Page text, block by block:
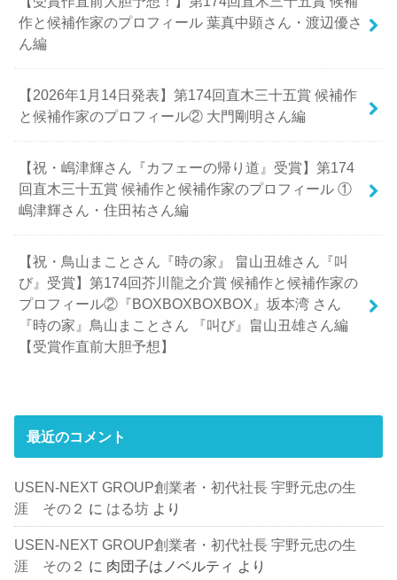
作と候補作家のプロフィール 葉真中顕さん・渡辺優さ
ん編
【2026年1月14日発表】第174回直木三十五賞 候補作
と候補作家のプロフィール② 大門剛明さん編
【祝・嶋津輝さん『カフェーの帰り道』受賞】第174
回直木三十五賞 候補作と候補作家のプロフィール ①
嶋津輝さん・住田祐さん編
【祝・鳥山まことさん『時の家』 畠山丑雄さん『叫
び』受賞】第174回芥川龍之介賞 候補作と候補作家の
プロフィール②『BOXBOXBOXBOX』坂本湾 さん
『時の家』鳥山まことさん 『叫び』畠山丑雄さん編
【受賞作直前大胆予想】
最近のコメント
USEN-NEXT GROUP創業者・初代社長 宇野元忠の生
涯 その２ に はる坊 より
USEN-NEXT GROUP創業者・初代社長 宇野元忠の生
涯 その２ に 肉団子はノベルティ より